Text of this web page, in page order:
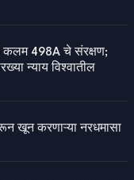
कलम 498A चे संरक्षण;
न्याय विश्वातील
खून करणाऱ्या नरधमासा